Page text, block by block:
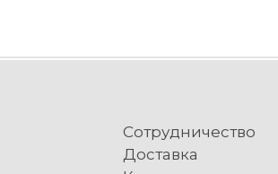
Сотрудничество
Доставка